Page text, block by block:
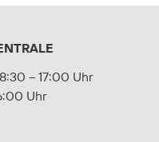
– 17:00 Uhr
Uhr